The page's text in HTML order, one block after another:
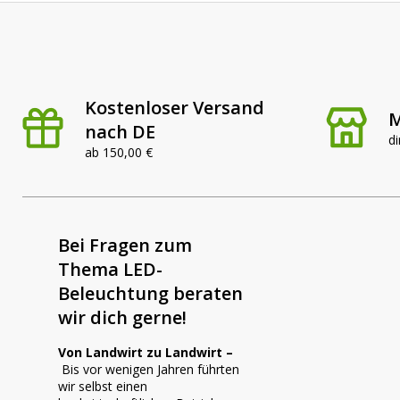
Kann ich der Scheinwerfer selbst montieren?
Tausende Kunden sind Dir bei AgrarLED.de bereits
4,7/5 basierend auf mehr als 2.000 Bewertungen über
Holland suchst. Bestelle jetzt und rüste deine Maschine
Kostenloser Versand
nach DE
ab 150,00 €
Bei Fragen zum
Thema LED-
Beleuchtung beraten
wir dich gerne!
Von Landwirt zu Landwirt –
Bis vor wenigen Jahren führten
wir selbst einen